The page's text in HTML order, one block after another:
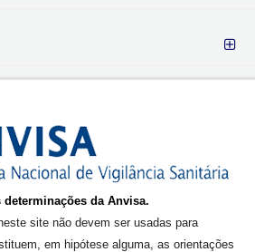
determinações da Anvisa.
site não devem ser usadas para
em hipótese alguma, as orientações